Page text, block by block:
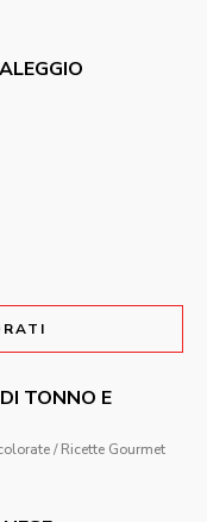
TONNO E
/ Ricette Gourmet